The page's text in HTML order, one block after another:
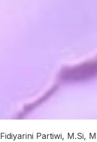
Partiwi, M.Si,